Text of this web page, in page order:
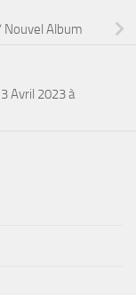
Nouvel Album
Avril 2023 à